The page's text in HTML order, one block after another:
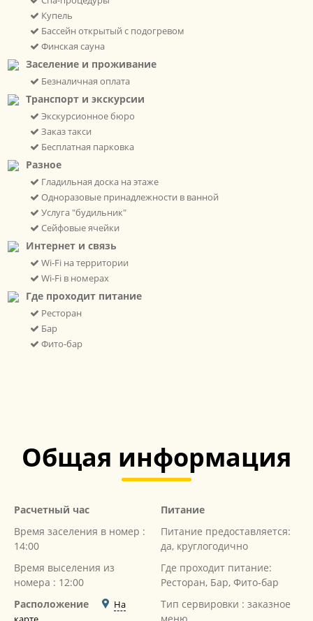
Купель
Бассейн открытый с подогревом
Финская сауна
Заселение и проживание
Безналичная оплата
Транспорт и экскурсии
Экскурсионное бюро
Заказ такси
Бесплатная парковка
Разное
Гладильная доска на этаже
Одноразовые принадлежности в ванной
Услуга "будильник"
Сейфовые ячейки
Интернет и связь
Wi-Fi на территории
Wi-Fi в номерах
Где проходит питание
Ресторан
Бар
Фито-бар
Общая информация
Расчетный час
Время заселения в номер :
14:00
Время выселения из
номера : 12:00
Расположение
На
Питание
Питание предоставляется:
да, круглогодично
Где проходит питание:
Ресторан, Бар, Фито-бар
Тип сервировки : заказное
меню